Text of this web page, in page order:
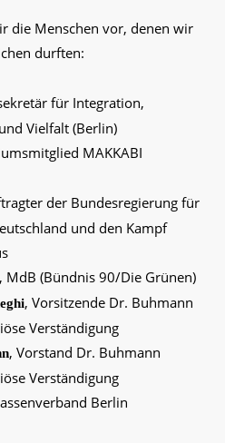
die Menschen vor, denen wir
durften:
für Integration,
Vielfalt (Berlin)
MAKKABI
der Bundesregierung für
und den Kampf
MdB (Bündnis 90/Die Grünen)
, Vorsitzende Dr. Buhmann
Verständigung
, Vorstand Dr. Buhmann
Verständigung
Berlin